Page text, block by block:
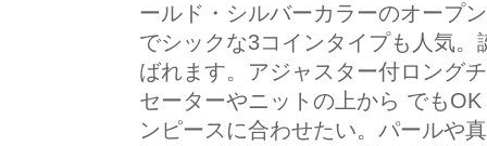
ールド・シルバーカラーのオープ
でシックな3コインタイプも人気
ばれます。アジャスター付ロング
セーターやニットの上から でも
ンピースに合わせたい。パールや